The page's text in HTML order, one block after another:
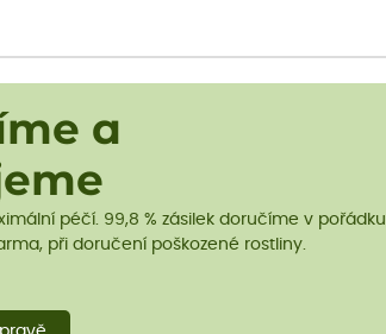
a
péčí. 99,8 % zásilek doručíme v pořádku.
při doručení poškozené rostliny.